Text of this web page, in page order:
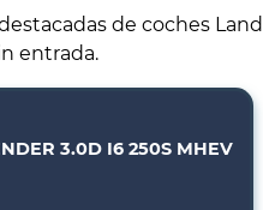
de coches
entrada.
3.0D I6 250S MHEV